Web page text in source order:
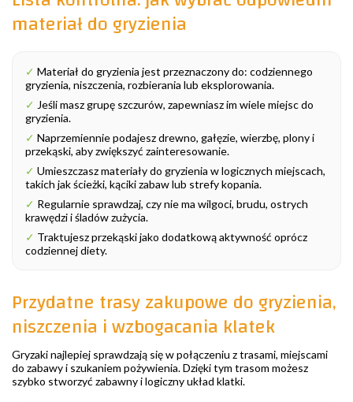
materiał do gryzienia
✓ Materiał do gryzienia jest przeznaczony do: codziennego
gryzienia, niszczenia, rozbierania lub eksplorowania.
✓ Jeśli masz grupę szczurów, zapewniasz im wiele miejsc do
gryzienia.
✓ Naprzemiennie podajesz drewno, gałęzie, wierzbę, plony i
przekąski, aby zwiększyć zainteresowanie.
✓ Umieszczasz materiały do gryzienia w logicznych miejscach,
takich jak ścieżki, kąciki zabaw lub strefy kopania.
✓ Regularnie sprawdzaj, czy nie ma wilgoci, brudu, ostrych
krawędzi i śladów zużycia.
✓ Traktujesz przekąski jako dodatkową aktywność oprócz
codziennej diety.
Przydatne trasy zakupowe do gryzienia,
niszczenia i wzbogacania klatek
Gryzaki najlepiej sprawdzają się w połączeniu z trasami, miejscami
do zabawy i szukaniem pożywienia. Dzięki tym trasom możesz
szybko stworzyć zabawny i logiczny układ klatki.